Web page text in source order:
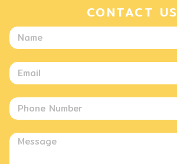
CONTACT US